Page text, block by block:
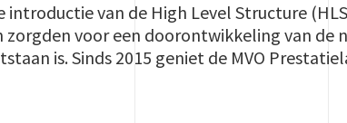
introductie van de High Level Structure
voor een doorontwikkeling van de
is. Sinds 2015 geniet de MVO